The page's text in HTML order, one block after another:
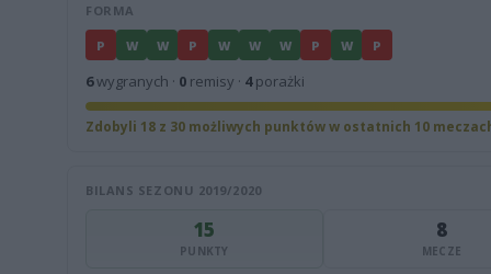
FORMA
P W W P W W W P W P
6wygranych · 0 remisy · 4porażki
Zdobyli 18 z 30 możliwych punktów w ostatnich 10
BILANS SEZONU 2019/2020
15
PUNKTY
8
MECZE